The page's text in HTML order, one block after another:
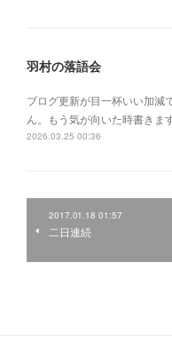
羽村の落語会
ブログ更新が目一杯いい加減
ん。もう気が向いた時書きま
2026.03.25 00:36
2017.01.18 01:57
二日連続